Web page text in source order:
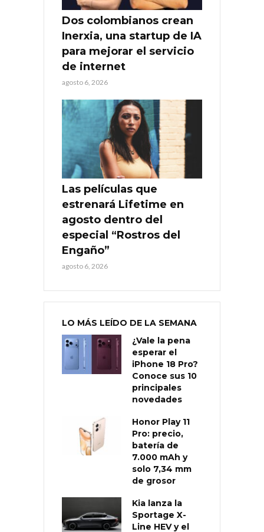
Dos colombianos crean
Inerxia, una startup de IA
para mejorar el servicio
de internet
agosto 6, 2026
Las películas que
estrenará Lifetime en
agosto dentro del
especial “Rostros del
Engaño”
agosto 6, 2026
LO MÁS LEÍDO DE LA SEMANA
¿Vale la pena
esperar el
iPhone 18 Pro?
Conoce sus 10
principales
novedades
Honor Play 11
Pro: precio,
batería de
7.000 mAh y
solo 7,34 mm
de grosor
Kia lanza la
Sportage X-
Line HEV y el